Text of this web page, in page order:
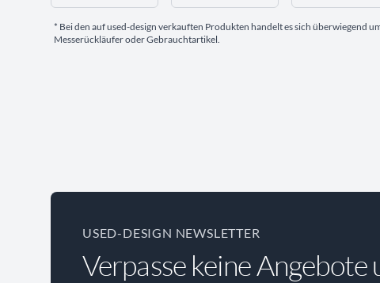
* Bei den auf used-design verkauften Produkten handelt es sich überwiegend
Messerückläufer oder Gebrauchtartikel.
USED-DESIGN NEWSLETTER
Verpasse keine